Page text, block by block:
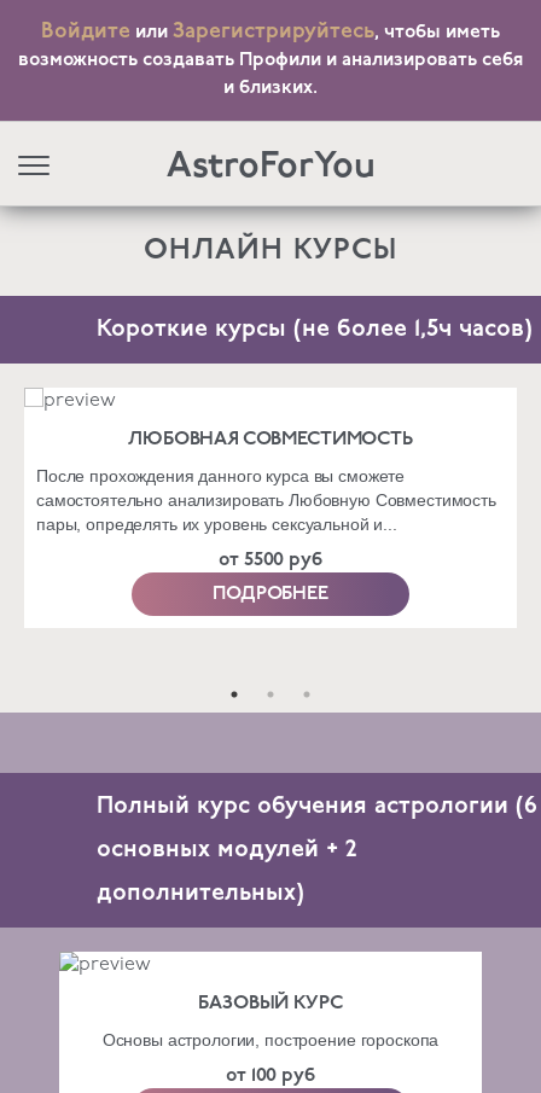
AstroForYou
Войдите или Зарегистрируйтесь, чтобы иметь
возможность создавать Профили и анализировать себя
и близких.
ОНЛАЙН КУРСЫ
Короткие курсы (не более 1,5ч часов)
ЛЮБОВНАЯ СОВМЕСТИМОСТЬ
После прохождения данного курса вы сможете
самостоятельно анализировать Любовную Совместимость
пары, определять их уровень сексуальной и...
от 5500 руб
ПОДРОБНЕЕ
Полный курс обучения астрологии (6
основных модулей + 2
дополнительных)
БАЗОВЫЙ КУРС
Основы астрологии, построение гороскопа
от 100 руб